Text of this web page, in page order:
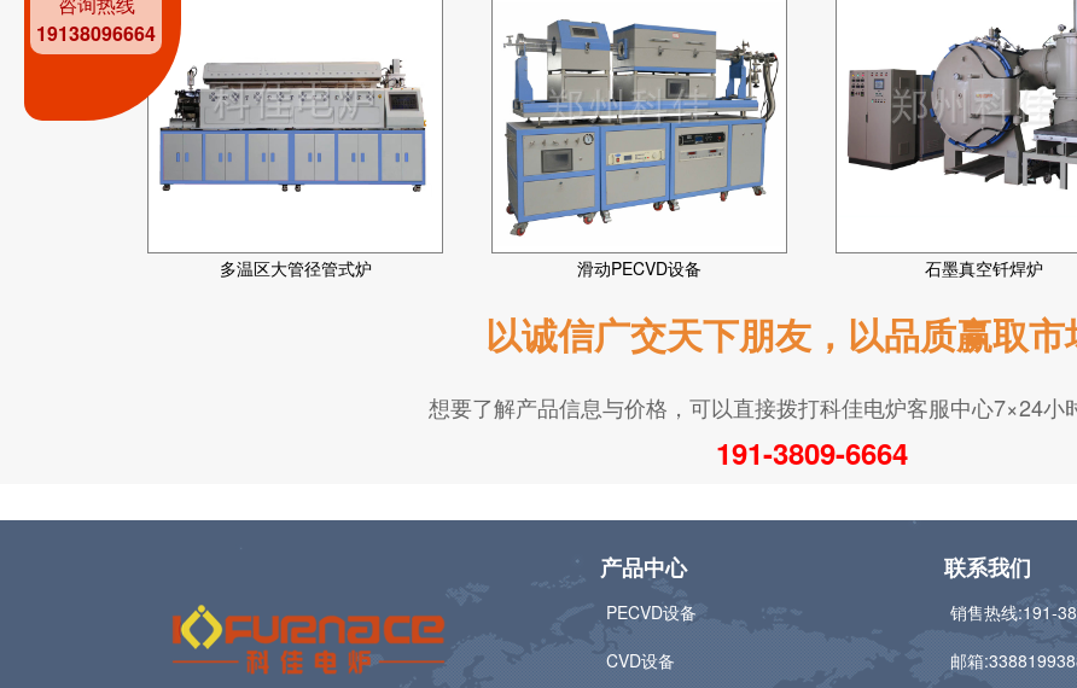
多温区大管径管式炉 滑动PECVD设备 石墨真空钎焊炉
以诚信广交天下朋友，以品质赢取市
想要了解产品信息与价格，可以直接拨打科佳电炉客服中心7×24小
191-3809-6664
产品中心
PECVD设备
CVD设备
联系我们
销售热线:191-
邮箱:
19138096664